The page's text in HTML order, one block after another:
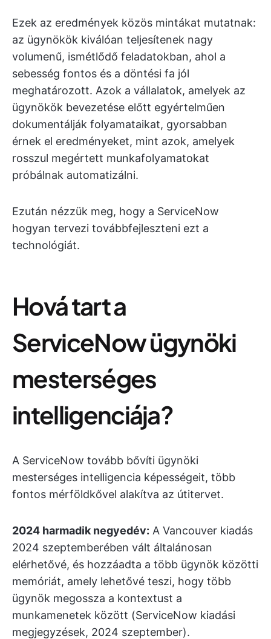
Ezek az eredmények közös mintákat mutatnak:
az ügynökök kiválóan teljesítenek nagy
volumenű, ismétlődő feladatokban, ahol a
sebesség fontos és a döntési fa jól
meghatározott. Azok a vállalatok, amelyek az
ügynökök bevezetése előtt egyértelműen
dokumentálják folyamataikat, gyorsabban
érnek el eredményeket, mint azok, amelyek
rosszul megértett munkafolyamatokat
próbálnak automatizálni.
Ezután nézzük meg, hogy a ServiceNow
hogyan tervezi továbbfejleszteni ezt a
technológiát.
Hová tart a
ServiceNow ügynöki
mesterséges
intelligenciája?
A ServiceNow tovább bővíti ügynöki
mesterséges intelligencia képességeit, több
fontos mérföldkővel alakítva az útitervet.
2024 harmadik negyedév: A Vancouver kiadás
2024 szeptemberében vált általánosan
elérhetővé, és hozzáadta a több ügynök közötti
memóriát, amely lehetővé teszi, hogy több
ügynök megossza a kontextust a
munkamenetek között (ServiceNow kiadási
megjegyzések, 2024 szeptember).